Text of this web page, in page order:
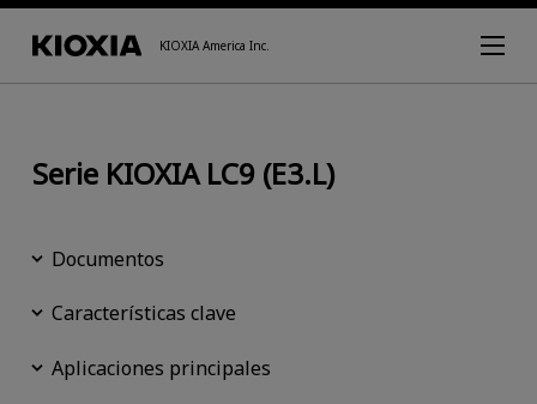
KIOXIA America Inc.
Serie KIOXIA LC9 (E3.L)
Documentos
Características clave
Aplicaciones principales